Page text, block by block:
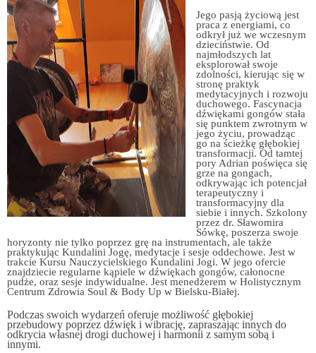
Jego pasją życiową jest
praca z energiami, co
odkrył już we wczesnym
dzieciństwie. Od
najmłodszych lat
eksplorował swoje
zdolności, kierując się w
stronę praktyk
medytacyjnych i rozwoju
duchowego. Fascynacja
dźwiękami gongów stała
się punktem zwrotnym w
jego życiu, prowadząc
go na ścieżkę głębokiej
transformacji. Od tamtej
pory Adrian poświęca się
grze na gongach,
odkrywając ich potencjał
terapeutyczny i
transformacyjny dla
siebie i innych. Szkolony
przez dr. Sławomira
Sówkę, poszerza swoje
horyzonty nie tylko poprzez grę na instrumentach, ale także
praktykując Kundalini Jogę, medytacje i sesje oddechowe. Jest w
trakcie Kursu Nauczycielskiego Kundalini Jogi. W jego ofercie
znajdziecie regularne kąpiele w dźwiękach gongów, całonocne
pudże, oraz sesje indywidualne. Jest menedżerem w Holistycznym
Centrum Zdrowia Soul & Body Up w Bielsku-Białej.
Podczas swoich wydarzeń oferuje możliwość głębokiej
przebudowy poprzez dźwięk i wibrację, zapraszając innych do
odkrycia własnej drogi duchowej i harmonii z samym sobą i
innymi.